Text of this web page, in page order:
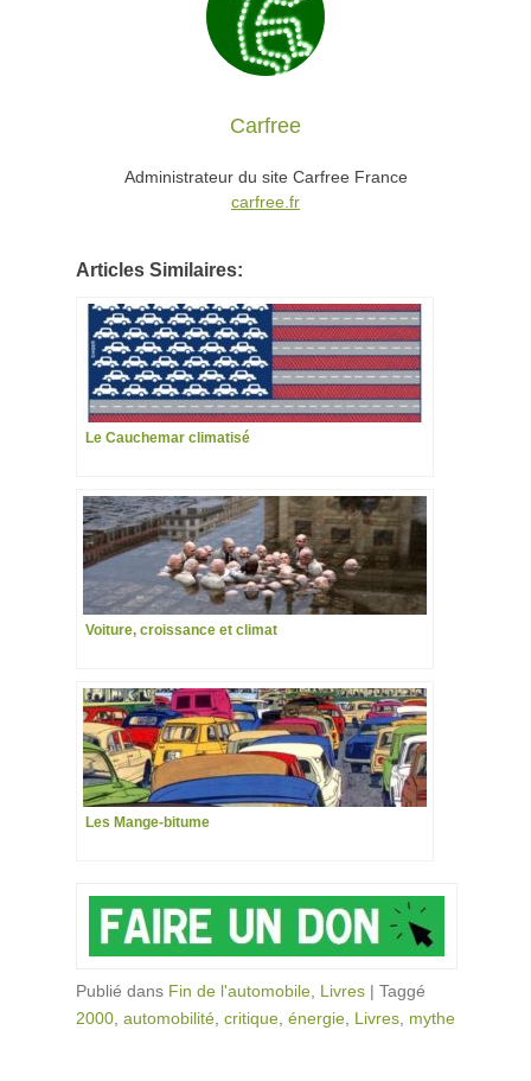
Carfree
Administrateur du site Carfree France
carfree.fr
Articles Similaires:
Le Cauchemar climatisé
Voiture, croissance et climat
Les Mange-bitume
Publié dans Fin de l'automobile Livres | Taggé
2000 automobilité critique énergie Livres mythe